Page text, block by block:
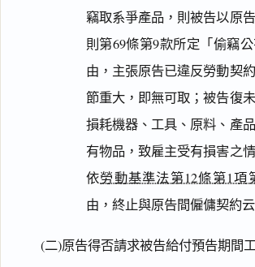
竊取系爭產品，則被告以原
則第69條第9款所定「偷竊
由，主張原告已違反勞動契
節重大，即無可取；被告復
損耗機器、工具、原料、產
有物品，致雇主受有損害之
依勞動基準法第12條第1項
由，終止與原告間僱傭契約
(二)原告得否請求被告給付預告期間